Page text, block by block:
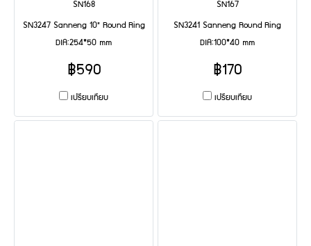
SN168
SN3247 Sanneng 10" Round Ring
DIA:254*50 mm
฿590
เปรียบเทียบ
SN167
SN3241 Sanneng Round Ring
DIA:100*40 mm
฿170
เปรียบเทียบ